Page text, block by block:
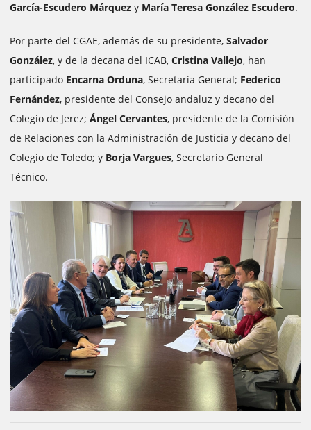
García-Escudero Márquez y María Teresa González Escudero.
Por parte del CGAE, además de su presidente, Salvador
González, y de la decana del ICAB, Cristina Vallejo, han
participado Encarna Orduna, Secretaria General; Federico
Fernández, presidente del Consejo andaluz y decano del
Colegio de Jerez; Ángel Cervantes, presidente de la Comisión
de Relaciones con la Administración de Justicia y decano del
Colegio de Toledo; y Borja Vargues, Secretario General
Técnico.